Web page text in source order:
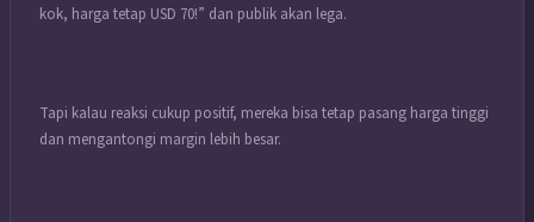
kok, harga tetap USD 70!” dan publik akan lega.
Tapi kalau reaksi cukup positif, mereka bisa tetap pasang harga tinggi
dan mengantongi margin lebih besar.